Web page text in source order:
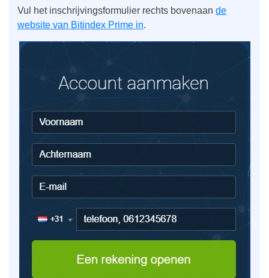
Vul het inschrijvingsformulier rechts bovenaan de
website van Bitindex Prime in.